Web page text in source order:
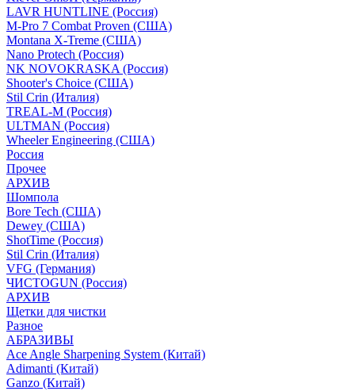
LAVR HUNTLINE (Россия)
M-Pro 7 Combat Proven (СШA)
Montana X-Treme (США)
Nano Protech (Россия)
NK NOVOKRASKA (Россия)
Shooter's Choice (СШA)
Stil Crin (Италия)
TREAL-M (Россия)
ULTMAN (Россия)
Wheeler Engineering (СШA)
Россия
Прочее
АРХИВ
Шомпола
Bore Tech (США)
Dewey (США)
ShotTime (Россия)
Stil Crin (Италия)
VFG (Германия)
ЧИСТОGUN (Россия)
АРХИВ
Щетки для чистки
Разное
АБРАЗИВЫ
Ace Angle Sharpening System (Китай)
Adimanti (Китай)
Ganzo (Китай)